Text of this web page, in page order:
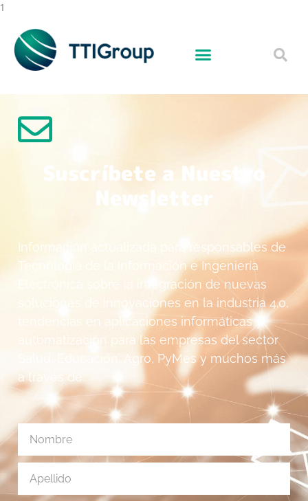
1
contenido
Suscríbete a Nuestro
Newsletter
Información actualizada para responsables de
Tecnología de la Información e Ingeniería
Electrónica sobre la integración de nuevas
soluciones de innovaciones en la industria 4.0,
tendencias en aplicaciones informáticas y
automatización para las empresas del sector
Salud, Educación, Agro, PyMes y muchos más
a través de: